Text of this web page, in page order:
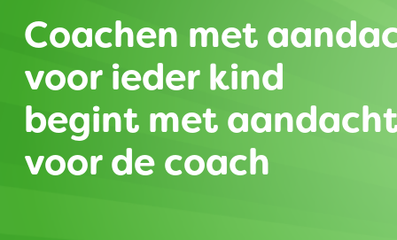
Coachen met
voor ieder kind
begint met
voor de coach